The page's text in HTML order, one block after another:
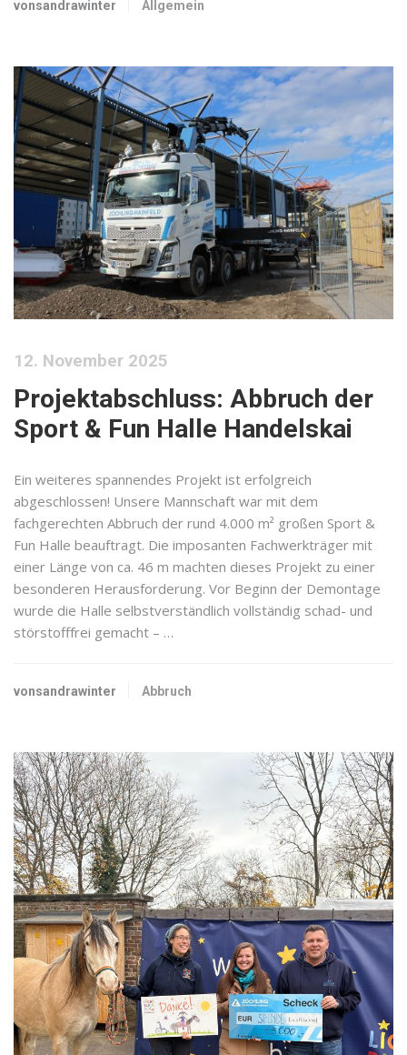
vonsandrawinter Allgemein
12. November 2025
Projektabschluss: Abbruch der
Sport & Fun Halle Handelskai
Ein weiteres spannendes Projekt ist erfolgreich
abgeschlossen! Unsere Mannschaft war mit dem
fachgerechten Abbruch der rund 4.000 m² großen Sport &
Fun Halle beauftragt. Die imposanten Fachwerkträger mit
einer Länge von ca. 46 m machten dieses Projekt zu einer
besonderen Herausforderung. Vor Beginn der Demontage
wurde die Halle selbstverständlich vollständig schad- und
störstofffrei gemacht – …
vonsandrawinter Abbruch